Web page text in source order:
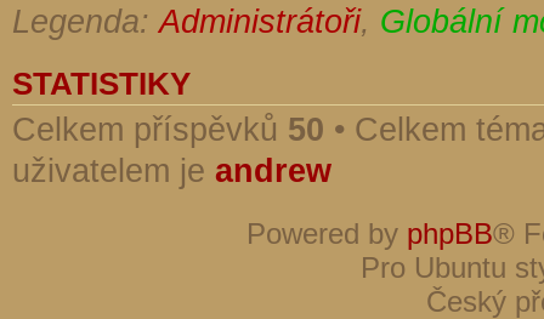
Legenda:Administrátoři, Globální
STATISTIKY
Celkem příspěvků 50 • Celkem
uživatelem je andrew
Powered by phpBB®
Pro Ubuntu
Český